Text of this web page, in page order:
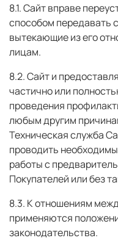
8.1. Сайт вправе
способом передавать
вытекающие из его
лицам.
8.2. Сайт и
частично или
проведения
любым другим
Техническая служба
проводить
работы с
Покупателей или без
8.3. К отношениям
применяются
законодательства.